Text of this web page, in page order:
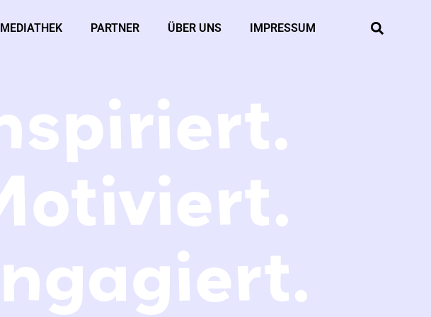
MEDIATHEK PARTNER ÜBER UNS IMPRESSUM